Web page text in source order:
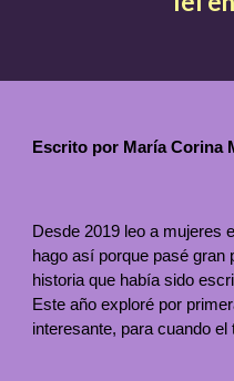
Escrito por María Corina
Desde 2019 leo a mujeres
hago así porque pasé gran
historia que había sido
Este año exploré por
interesante, para cuando el